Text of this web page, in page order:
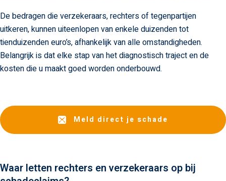
De bedragen die verzekeraars, rechters of tegenpartijen
uitkeren, kunnen uiteenlopen van enkele duizenden tot
tienduizenden euro’s, afhankelijk van alle omstandigheden.
Belangrijk is dat elke stap van het diagnostisch traject en de
kosten die u maakt goed worden onderbouwd.
Meld direct je schade
Waar letten rechters en verzekeraars op bij